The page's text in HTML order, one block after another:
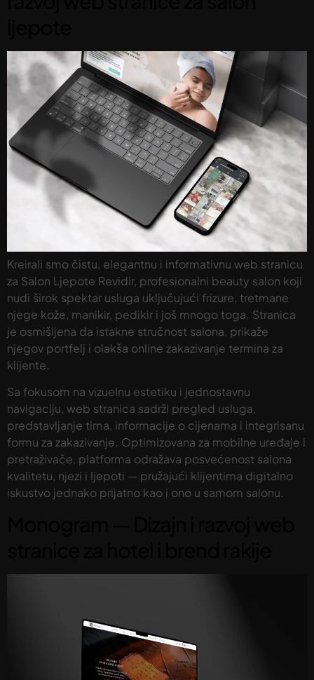
Kreirali smo čistu, elegantnu i informativnu web stranicu
za Salon Ljepote Revidir, profesionalni beauty salon koji
nudi širok spektar usluga uključujući frizure, tretmane
njege kože, manikir, pedikir i još mnogo toga. Stranica
je osmišljena da istakne stručnost salona, prikaže
njegov portfelj i olakša online zakazivanje termina za
klijente.
Sa fokusom na vizuelnu estetiku i jednostavnu
navigaciju, web stranica sadrži pregled usluga,
predstavljanje tima, informacije o cijenama i integrisanu
formu za zakazivanje. Optimizovana za mobilne uređaje i
pretraživače, platforma odražava posvećenost salona
kvalitetu, njezi i ljepoti — pružajući klijentima digitalno
iskustvo jednako prijatno kao i ono u samom salonu.